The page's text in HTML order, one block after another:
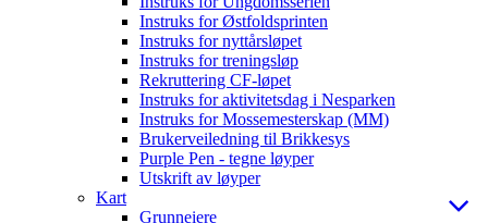
Instruks for Østfoldsprinten
Instruks for nyttårsløpet
Instruks for treningsløp
Rekruttering CF-løpet
Instruks for aktivitetsdag i Nesparken
Instruks for Mossemesterskap (MM)
Brukerveiledning til Brikkesys
Purple Pen - tegne løyper
Utskrift av løyper
Kart
Grunneiere